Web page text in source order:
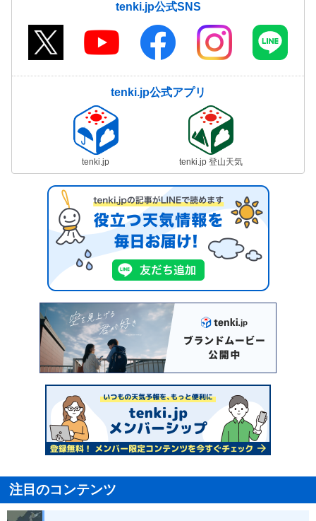
tenki.jp公式SNS
tenki.jp公式アプリ
tenki.jp tenki.jp 登山天気
注目のコンテンツ